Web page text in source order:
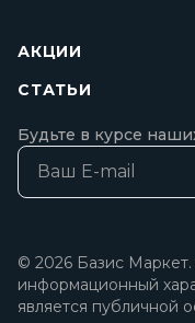
АКЦИИ
СТАТЬИ
Будьте в курсе
© 2026 Базис
информационный
является публичной